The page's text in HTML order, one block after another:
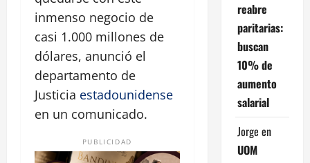
inmenso negocio de
casi 1.000 millones de
dólares, anunció el
departamento de
Justicia estadounidense
en un comunicado.
PUBLICIDAD
reabre
paritarias:
buscan
10% de
aumento
salarial
Jorge en
UOM